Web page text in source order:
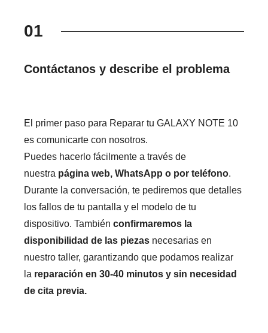
01
Contáctanos y describe el problema
El primer paso para Reparar tu GALAXY NOTE 10
es comunicarte con nosotros.
Puedes hacerlo fácilmente a través de
nuestra página web, WhatsApp o por teléfono.
Durante la conversación, te pediremos que detalles
los fallos de tu pantalla y el modelo de tu
dispositivo. Tambiénconfirmaremos la
disponibilidad de las piezas necesarias en
nuestro taller, garantizando que podamos realizar
la reparación en 30-40 minutos y sin necesidad
de cita previa.